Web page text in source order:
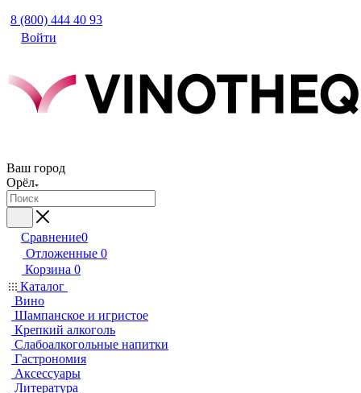
8 (800) 444 40 93
Войти
Ваш город
Орёл
Сравнение0
Отложенные 0
Корзина 0
Каталог
Вино
Шампанское и игристое
Крепкий алкоголь
Слабоалкогольные напитки
Гастрономия
Аксессуары
Литература